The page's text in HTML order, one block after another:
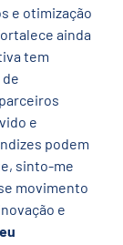
e otimização
ainda
tem
e
podem
sinto-me
movimento
e